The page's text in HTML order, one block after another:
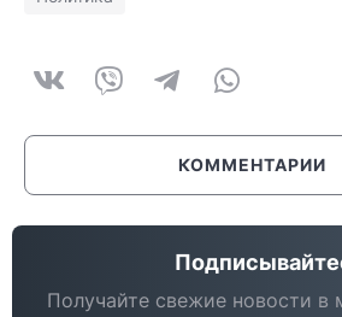
КОММЕНТАРИИ
Получайте свежие новости в